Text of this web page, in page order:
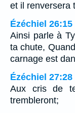
et il renversera
Ézéchiel 26:15
Ainsi parle à
ta chute,
carnage est
Ézéchiel 27:28
Aux cris de
trembleront;